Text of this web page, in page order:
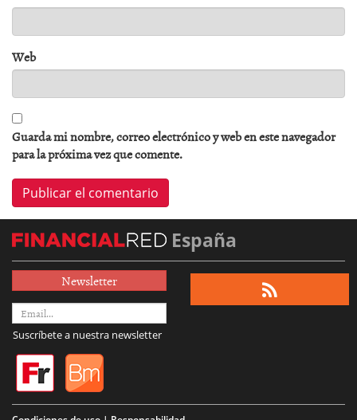
Web
Guarda mi nombre, correo electrónico y web en este navegador
para la próxima vez que comente.
España
Newsletter
Suscríbete a nuestra newsletter